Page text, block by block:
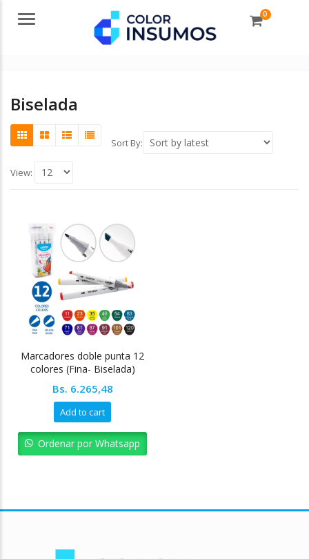
Menu 0
Biselada
Sort By:
View:
Marcadores doble punta 12
colores (Fina- Biselada)
Bs. 6.265,48
Add to cart
Ordenar por Whatsapp